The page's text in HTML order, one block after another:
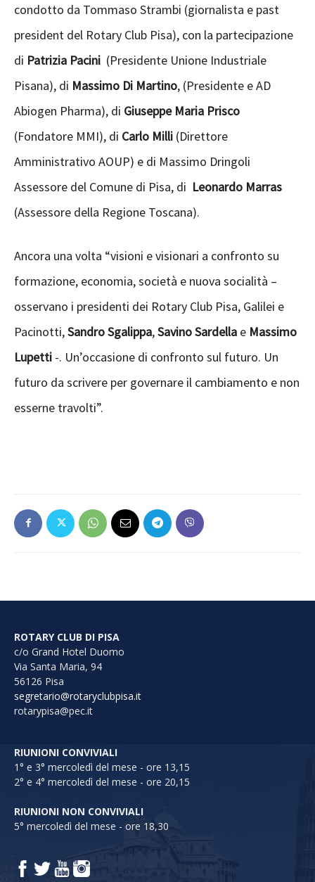
condotto da Tommaso Strambi (giornalista e past
president del Rotary Club Pisa), con la partecipazione
di Patrizia Pacini (Presidente Unione Industriale
Pisana), di Massimo Di Martino, (Presidente e AD
Abiogen Pharma), di Giuseppe Maria Prisco
(Fondatore MMI), di Carlo Milli (Direttore
Amministrativo AOUP) e di Massimo Dringoli
Assessore del Comune di Pisa, di Leonardo Marras
(Assessore della Regione Toscana).
Ancora una volta “visioni e visionari a confronto su
formazione, economia, società e nuova socialità –
osservano i presidenti dei Rotary Club Pisa, Galilei e
Pacinotti,Sandro Sgalippa,Savino Sardella e Massimo
Lupetti -. Un’occasione di confronto sul futuro. Un
futuro da scrivere per governare il cambiamento e non
esserne travolti”.
ROTARY CLUB DI PISA
c/o Grand Hotel Duomo
Via Santa Maria, 94
56126 Pisa
segretario@rotaryclubpisa.it
rotarypisa@pec.it
RIUNIONI CONVIVIALI
1° e 3° mercoledì del mese - ore 13,15
2° e 4° mercoledì del mese - ore 20,15
RIUNIONI NON CONVIVIALI
5° mercoledì del mese - ore 18,30